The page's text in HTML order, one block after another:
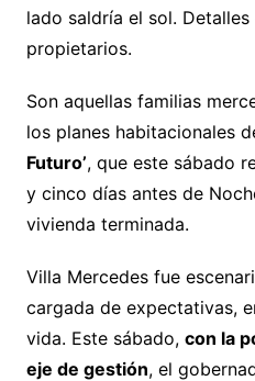
lado saldría el sol.
propietarios.
Son aquellas familias
los planes habitacionales
Futuro’, que este sábado
y cinco días antes de
vivienda terminada.
Villa Mercedes fue
cargada de expectativas,
vida. Este sábado, con la
eje de gestión, el